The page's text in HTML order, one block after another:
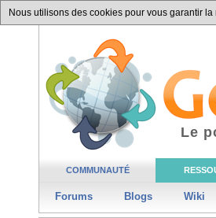
Nous utilisons des cookies pour vous garantir
COMMUNAUTÉ
Forums Blogs Wiki
Le